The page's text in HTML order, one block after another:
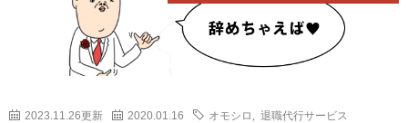
2023.11.26更新 2020.01.16 オモシロ 退職代行サービス